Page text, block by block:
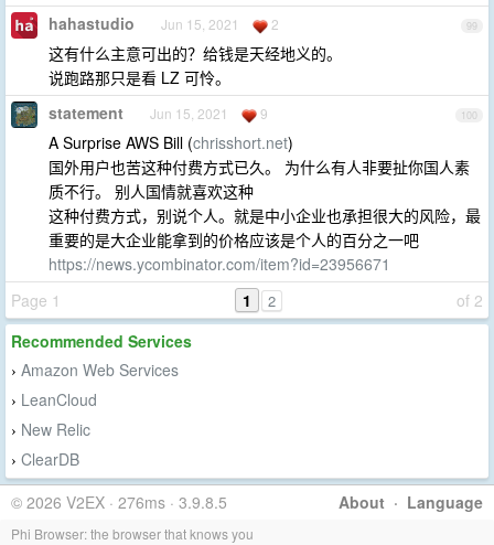
99
hahastudio Jun 15, 2021 2
这有什么主意可出的？给钱是天经地义的。
说跑路那只是看 LZ 可怜。
100
statement Jun 15, 2021 9
A Surprise AWS Bill (chrisshort.net)
国外用户也苦这种付费方式已久。 为什么有人非要扯你国人素
质不行。 别人国情就喜欢这种
这种付费方式，别说个人。就是中小企业也承担很大的风险，最
重要的是大企业能拿到的价格应该是个人的百分之一吧
https://news.ycombinator.com/item?id=23956671
Page 1
of 2
1 2
Recommended Services
› Amazon Web Services
› LeanCloud
› New Relic
› ClearDB
About · Language
© 2026 V2EX · 276ms · 3.9.8.5
Phi Browser: the browser that knows you